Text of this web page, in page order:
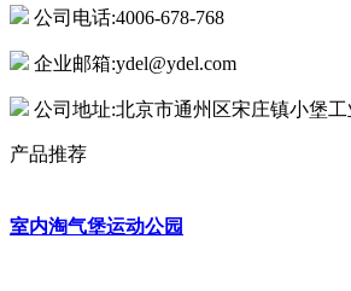
公司电话:4006-678-768
企业邮箱:ydel@ydel.com
公司地址:北京市通州区宋庄镇小堡工
产品推荐
室内淘气堡运动公园